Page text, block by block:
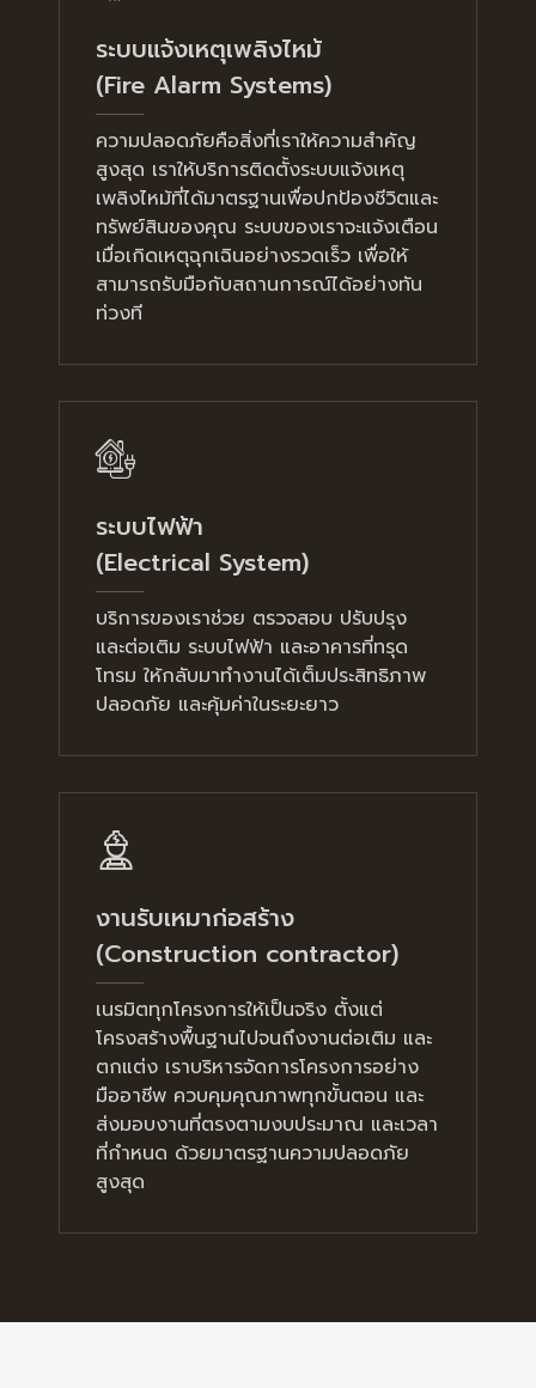
ระบบแจ้งเหตุเพลิงไหม้
(Fire Alarm Systems)
ความปลอดภัยคือสิ่งที่เราให้ความสำคัญ
สูงสุด เราให้บริการติดตั้งระบบแจ้งเหตุ
เพลิงไหม้ที่ได้มาตรฐานเพื่อปกป้องชีวิตและ
ทรัพย์สินของคุณ ระบบของเราจะแจ้งเตือน
เมื่อเกิดเหตุฉุกเฉินอย่างรวดเร็ว เพื่อให้
สามารถรับมือกับสถานการณ์ได้อย่างทัน
ท่วงที
ระบบไฟฟ้า
(Electrical System)
บริการของเราช่วย ตรวจสอบ ปรับปรุง
และต่อเติม ระบบไฟฟ้า และอาคารที่ทรุด
โทรม ให้กลับมาทำงานได้เต็มประสิทธิภาพ
ปลอดภัย และคุ้มค่าในระยะยาว
งานรับเหมาก่อสร้าง
(Construction contractor)
เนรมิตทุกโครงการให้เป็นจริง ตั้งแต่
โครงสร้างพื้นฐานไปจนถึงงานต่อเติม และ
ตกแต่ง เราบริหารจัดการโครงการอย่าง
มืออาชีพ ควบคุมคุณภาพทุกขั้นตอน และ
ส่งมอบงานที่ตรงตามงบประมาณ และเวลา
ที่กำหนด ด้วยมาตรฐานความปลอดภัย
สูงสุด